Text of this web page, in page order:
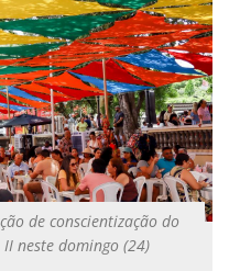
de conscientização do
neste domingo (24)